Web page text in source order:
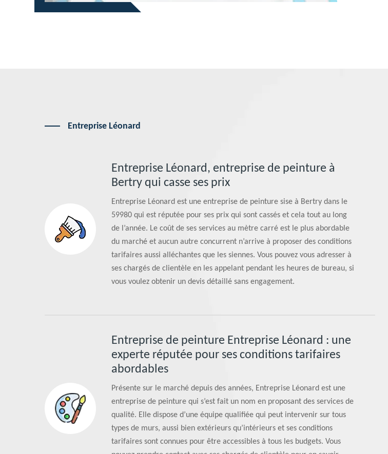
Entreprise Léonard
Entreprise Léonard, entreprise de peinture à
Bertry qui casse ses prix
Entreprise Léonard est une entreprise de peinture sise à Bertry dans le
59980 qui est réputée pour ses prix qui sont cassés et cela tout au long
de l’année. Le coût de ses services au mètre carré est le plus abordable
du marché et aucun autre concurrent n’arrive à proposer des conditions
tarifaires aussi alléchantes que les siennes. Vous pouvez vous adresser à
ses chargés de clientèle en les appelant pendant les heures de bureau, si
vous voulez obtenir un devis détaillé sans engagement.
Entreprise de peinture Entreprise Léonard : une
experte réputée pour ses conditions tarifaires
abordables
Présente sur le marché depuis des années, Entreprise Léonard est une
entreprise de peinture qui s’est fait un nom en proposant des services de
qualité. Elle dispose d’une équipe qualifiée qui peut intervenir sur tous
types de murs, aussi bien extérieurs qu’intérieurs et ses conditions
tarifaires sont connues pour être accessibles à tous les budgets. Vous